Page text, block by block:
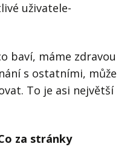
uživatele-
baví, máme zdravou
s ostatními, může
To je asi největší
za stránky